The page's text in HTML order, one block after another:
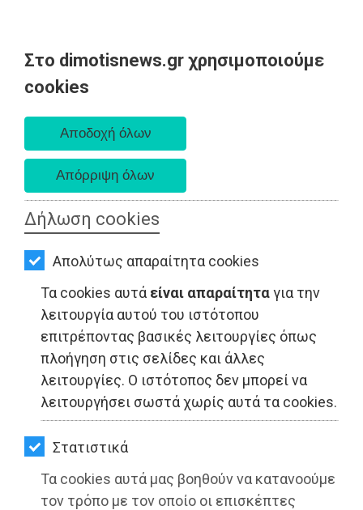
Στο dimotisnews.gr χρησιμοποιούμε
cookies
Δήλωση cookies
Απολύτως απαραίτητα cookies
Τα cookies αυτά είναι απαραίτηταγια την
λειτουργία αυτού του ιστότοπου
επιτρέποντας βασικές λειτουργίες όπως
πλοήγηση στις σελίδες και άλλες
λειτουργίες. Ο ιστότοπος δεν μπορεί να
λειτουργήσει σωστά χωρίς αυτά τα cookies.
Στατιστικά
Τα cookies αυτά μας βοηθούν να κατανοούμε
τον τρόπο με τον οποίο οι επισκέπτες
AΡΧΙΚΗ
ΕΙΔΗΣΕΙΣ
ΠΟΛΙΤΙΚΗ
ΤΟΠΙΚΗ
ΑΥΤΟΔΙΟΙΚΗΣΗ
ΟΙΚΟΝΟΜΙΑ
ΑΘΛΗΤΙΣΜΟΣ
ΠΟΛΙΤΙΣΜΟΣ
ΣΠΙΤΙ-
ΚΗΠΟΣ
ΥΓΕΙΑ
LIFESTYLE
ΤΑΞΙΔΙΑ
ΤΟΠΙΚΗ ΑΥΤΟΔΙΟΙΚΗΣΗ - Αττική